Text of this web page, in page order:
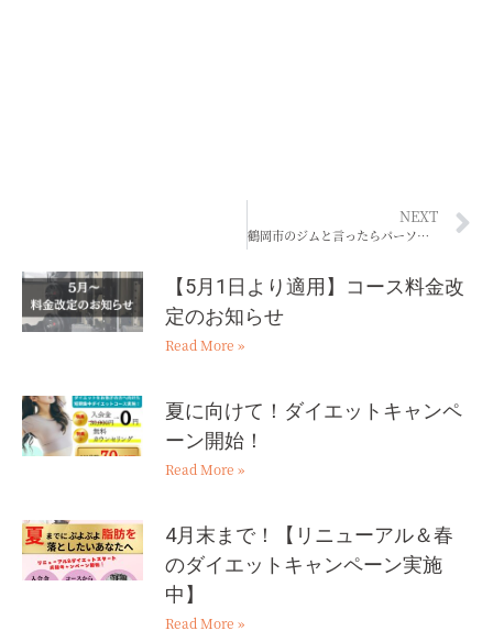
NEXT
鶴岡市のジムと言ったらパーソナルジムREBLOCE（レブロス）
【5月1日より適用】コース料金改
定のお知らせ
Read More »
夏に向けて！ダイエットキャンペ
ーン開始！
Read More »
4月末まで！【リニューアル＆春
のダイエットキャンペーン実施
中】
Read More »